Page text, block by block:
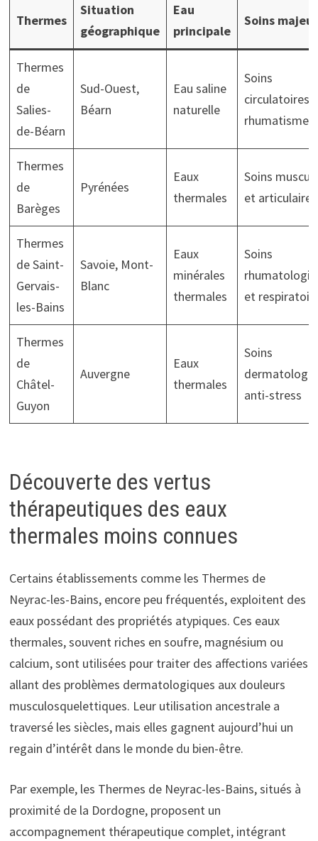
Thermes
Situation
géographique
Eau
principale
Soins
Thermes
de
Salies-
de-Béarn
Sud-Ouest,
Béarn
Eau saline
naturelle
Soins
circulatoires,
rhumatismes
Thermes
de
Barèges
Pyrénées
Eaux
thermales
Soins
et articulaires
Thermes
de Saint-
Gervais-
les-Bains
Savoie, Mont-
Blanc
Eaux
minérales
thermales
Soins
et
Thermes
de
Châtel-
Guyon
Auvergne
Eaux
thermales
Soins
anti-stress
Découverte des vertus
thérapeutiques des eaux
thermales moins connues
Certains établissements comme les Thermes de
Neyrac-les-Bains, encore peu fréquentés, exploitent des
eaux possédant des propriétés atypiques. Ces eaux
thermales, souvent riches en soufre, magnésium ou
calcium, sont utilisées pour traiter des affections variées
allant des problèmes dermatologiques aux douleurs
musculosquelettiques. Leur utilisation ancestrale a
traversé les siècles, mais elles gagnent aujourd’hui un
regain d’intérêt dans le monde du bien-être.
Par exemple, les Thermes de Neyrac-les-Bains, situés à
proximité de la Dordogne, proposent un
accompagnement thérapeutique complet, intégrant